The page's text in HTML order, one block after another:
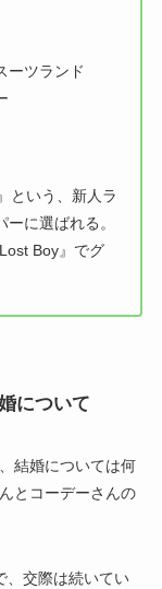
ーツランド
という、新人ラ
に選ばれる。
Boy』でグ
について
結婚については何
とコーデーさんの
、交際は続いてい